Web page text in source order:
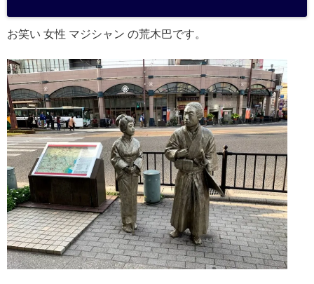
お笑い 女性 マジシャン の荒木巴です。